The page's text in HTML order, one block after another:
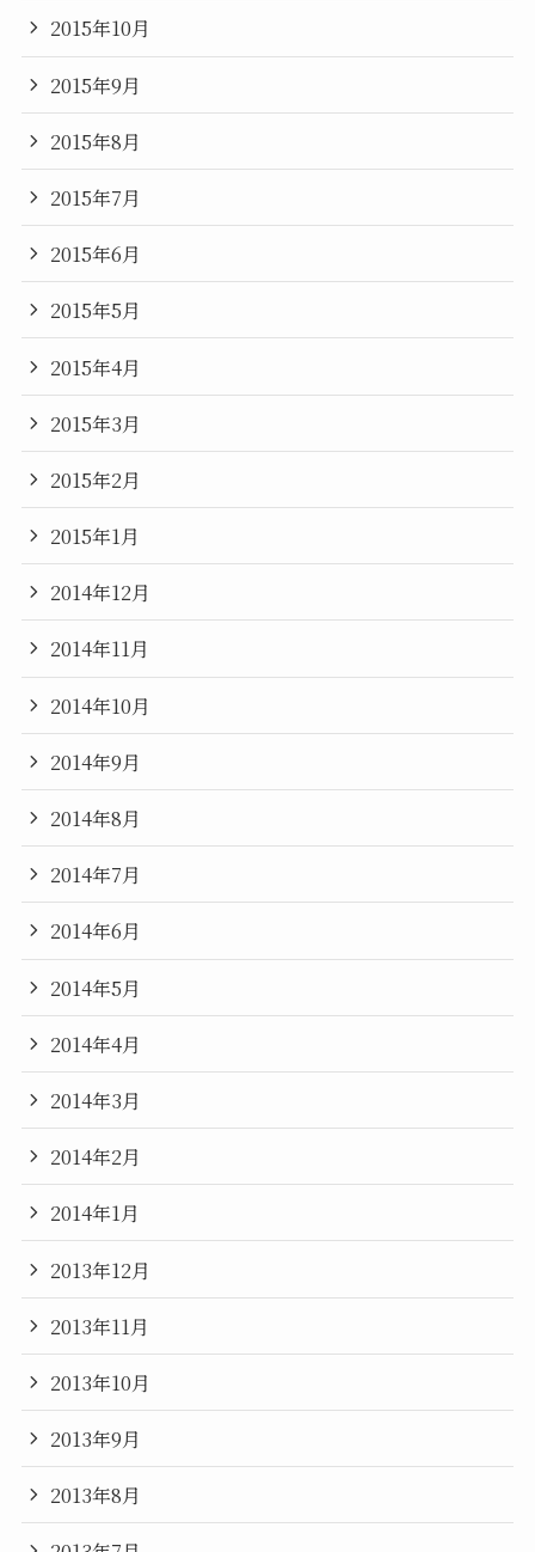
2015年10月
2015年9月
2015年8月
2015年7月
2015年6月
2015年5月
2015年4月
2015年3月
2015年2月
2015年1月
2014年12月
2014年11月
2014年10月
2014年9月
2014年8月
2014年7月
2014年6月
2014年5月
2014年4月
2014年3月
2014年2月
2014年1月
2013年12月
2013年11月
2013年10月
2013年9月
2013年8月